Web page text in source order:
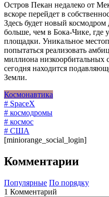
Остров Пекан недалеко от
вскоре перейдет в
Здесь будет новый космодром
больше, чем в Бока-Чике, где
площадки. Уникальное
попытаться реализовать
миллиона низкоорбитальных
сегодня находится
Земли.
Космонавтика
# SpaceX
# космодромы
# космос
# США
[miniorange_social_login]
Комментарии
Популярные По порядку
1 Комментарий